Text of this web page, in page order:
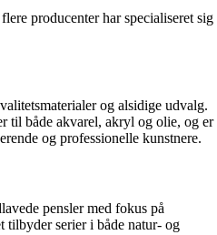
producenter har specialiseret sig
og alsidige udvalg.
til både akvarel, akryl og olie, og er
og professionelle kunstnere.
pensler med fokus på
serier i både natur- og